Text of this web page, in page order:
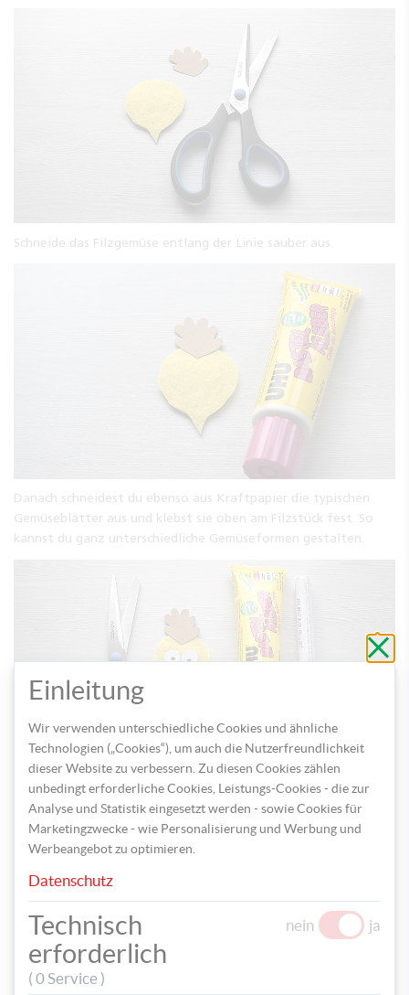
Schneide das Filzgemüse entlang der Linie sauber aus.
Danach schneidest du ebenso aus Kraftpapier die typischen
Gemüseblätter aus und klebst sie oben am Filzstück fest. So
kannst du ganz unterschiedliche Gemüseformen gestalten.
Schneide aus weißem Papier kleine Kreise aus und gestalte
damit die Augen. Male Pupillen mit dem Permanentmarker
hinein. Klebe die Augen auf das Filzgemüse, damit es seinen
fröhlichen Gesichtsausdruck bekommt.
ohne
zu
Einleitung
Wir verwenden unterschiedliche Cookies und ähnliche
Technologien („Cookies“), um auch die Nutzerfreundlichkeit
dieser Website zu verbessern. Zu diesen Cookies zählen
unbedingt erforderliche Cookies, Leistungs-Cookies - die zur
Analyse und Statistik eingesetzt werden - sowie Cookies für
Marketingzwecke - wie Personalisierung und Werbung und
Werbeangebot zu optimieren.
Datenschutz
Technisch
erforderlich
( 0 Service )
nein ja